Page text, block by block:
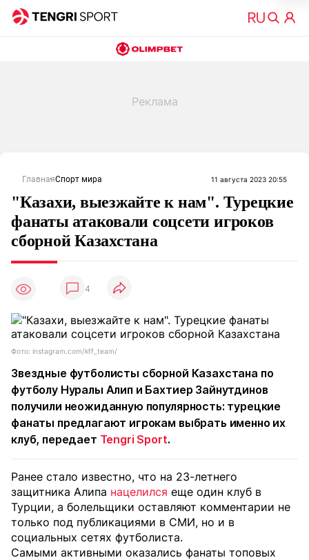
ГлавнаяСпорт мира 11 августа 2023 20:55
"Казахи, выезжайте к нам". Турецкие
фанаты атаковали соцсети игроков
сборной Казахстана
4
Фото: instagram.com/kff_team/
Звездные футболисты сборной Казахстана по
футболу Нуралы Алип и Бахтиер Зайнутдинов
получили неожиданную популярность: турецкие
фанаты предлагают игрокам выбрать именно их
клуб, передает Tengri Sport.
Ранее стало известно, что на 23-летнего
защитника Алипа нацелился еще один клуб в
Турции, а болельщики оставляют комментарии не
только под публикациями в СМИ, но и в
социальных сетях футболиста.
Самыми активными оказались фанаты топовых